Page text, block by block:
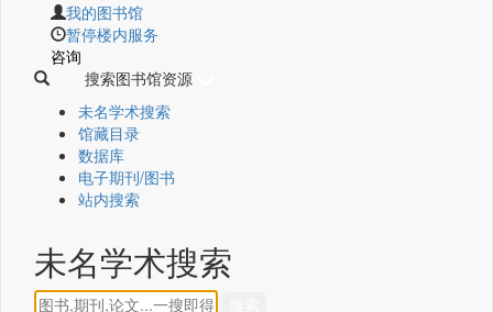
我的图书馆
暂停楼内服务
咨询
搜索图书馆资源
未名学术搜索
馆藏目录
数据库
电子期刊/图书
站内搜索
未名学术搜索